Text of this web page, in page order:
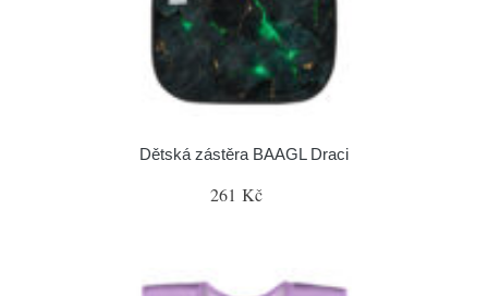
Dětská zástěra BAAGL Draci
261 Kč